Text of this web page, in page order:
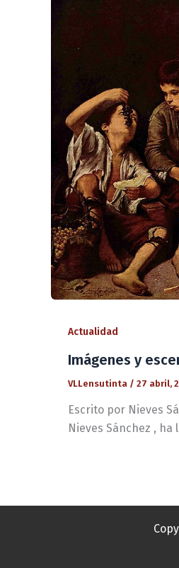
Actualidad
Imágenes y
VLLensutinta / 27 abril,
Escrito por Nieves
Nieves Sánchez , ha